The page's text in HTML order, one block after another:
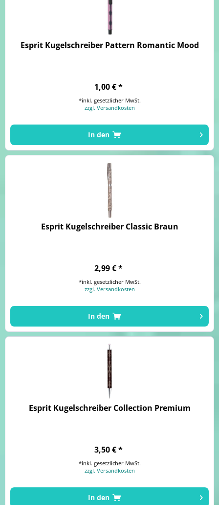
Esprit Kugelschreiber Pattern Romantic Mood
1,00 € *
*inkl. gesetzlicher MwSt.
zzgl. Versandkosten
In den
Esprit Kugelschreiber Classic Braun
2,99 € *
*inkl. gesetzlicher MwSt.
zzgl. Versandkosten
In den
Esprit Kugelschreiber Collection Premium
3,50 € *
*inkl. gesetzlicher MwSt.
zzgl. Versandkosten
In den